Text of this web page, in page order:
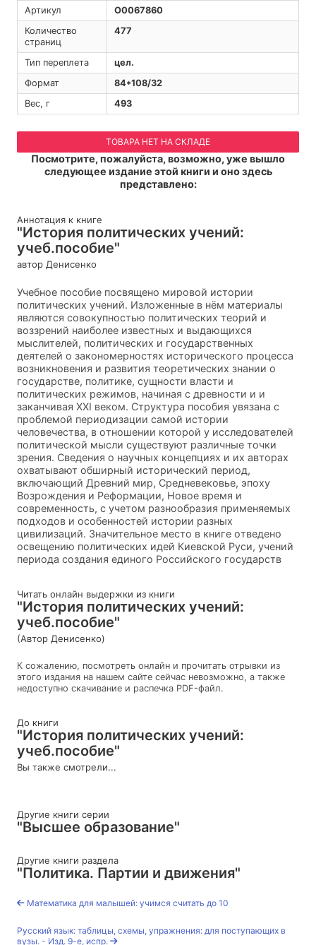
Артикул
O0067860
Количество
страниц
477
Тип переплета
цел.
Формат
84*108/32
Вес, г
493
ТОВАРА НЕТ НА СКЛАДЕ
Посмотрите, пожалуйста, возможно, уже вышло
следующее издание этой книги и оно здесь
представлено:
Аннотация к книге
"История политических учений:
учеб.пособие"
автор Денисенко
Учебное пособие посвящено мировой истории
политических учений. Изложенные в нём материалы
являются совокупностью политических теорий и
воззрений наиболее известных и выдающихся
мыслителей, политических и государственных
деятелей о закономерностях исторического процесса
возникновения и развития теоретических знании о
государстве, политике, сущности власти и
политических режимов, начиная с древности и и
заканчивая XXI веком. Структура пособия увязана с
проблемой периодизации самой истории
человечества, в oтношении которой у исследователей
политической мысли существуют различные точки
зрения. Сведения о научных концепциях и их авторах
охватывают обширный исторический период,
включающий Древний мир, Средневековье, эпоху
Возрождения и Реформации, Новое время и
современность, с учетом разнообразия применяемых
подходов и особенностей истории разных
цивилизаций. Значительное место в книге oтведено
освещению политических идей Киевской Руси, учений
периода создания единого Российского государств
Читать онлайн выдержки из книги
"История политических учений:
учеб.пособие"
(Автор Денисенко)
К сожалению, посмотреть онлайн и прочитать отрывки из
этого издания на нашем сайте сейчас невозможно, а также
недоступно скачивание и распечка PDF-файл.
До книги
"История политических учений:
учеб.пособие"
Вы также смотрели...
Другие книги серии
"Высшее образование"
Другие книги раздела
"Политика. Партии и движения"
Математика для малышей: учимся считать до 10
Русский язык: таблицы, схемы, упражнения: для поступающих в
вузы. - Изд. 9-е, испр.